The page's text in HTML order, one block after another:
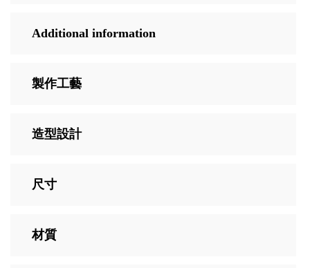
Additional information
製作工藝
造型設計
尺寸
材質